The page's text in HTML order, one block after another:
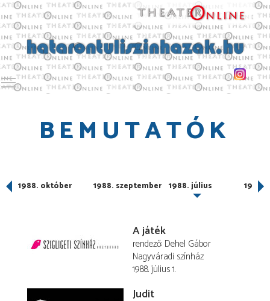
Toggle main menu visibility
BEMUTATÓK
1988. október 1988. szeptember 1988. július 1988.
A játék
rendező Dehel Gábor
Nagyváradi színház
1988. július 1.
Judit